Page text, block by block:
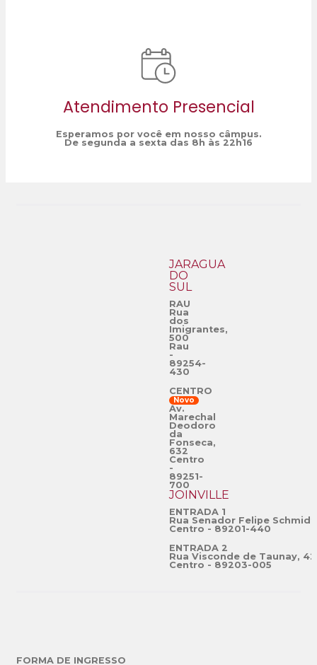
Atendimento Presencial
Esperamos por você em nosso câmpus.
De segunda a sexta das 8h às 22h16
JARAGUÁ
DO
SUL
RAU
Rua
dos
Imigrantes,
500
Rau
-
89254-
430
CENTRO
Novo
Av.
Marechal
Deodoro
da
Fonseca,
632
Centro
-
89251-
700
JOINVILLE
ENTRADA 1
Rua Senador Felipe
Centro - 89201-440
ENTRADA 2
Rua Visconde de Taunay,
Centro - 89203-005
FORMA DE INGRESSO